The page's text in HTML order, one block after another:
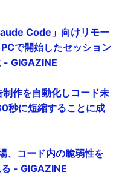
Code」向けリモー
で開始したセッション
- GIGAZINE
作を自動化しコード未
秒に短縮することに成
、コード内の脆弱性を
- GIGAZINE